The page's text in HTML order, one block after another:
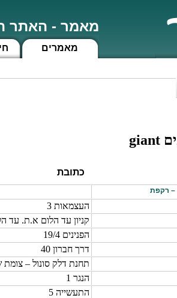
מאמר - האתר
מאמרים
giant
כתובת
העצמאות 3
קניון עד הלום א.ת. עד
הפנינים 19/4
דרך חברון 40
תחנת דלק סונול – צומת
הנגר 1
התעשייה 5